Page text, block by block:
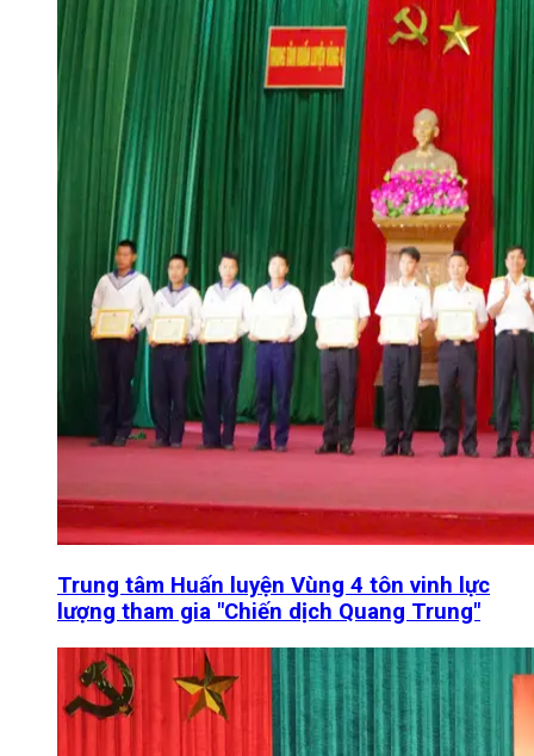
Trung tâm Huấn luyện Vùng 4 tôn vinh lực
lượng tham gia "Chiến dịch Quang Trung"